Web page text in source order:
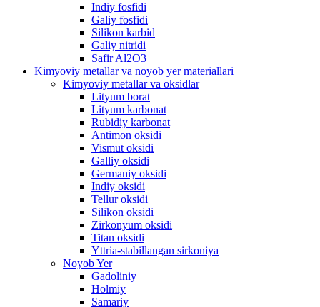
Indiy fosfidi
Galiy fosfidi
Silikon karbid
Galiy nitridi
Safir Al2O3
Kimyoviy metallar va noyob yer materiallari
Kimyoviy metallar va oksidlar
Lityum borat
Lityum karbonat
Rubidiy karbonat
Antimon oksidi
Vismut oksidi
Galliy oksidi
Germaniy oksidi
Indiy oksidi
Tellur oksidi
Silikon oksidi
Zirkonyum oksidi
Titan oksidi
Yttria-stabillangan sirkoniya
Noyob Yer
Gadoliniy
Holmiy
Samariy